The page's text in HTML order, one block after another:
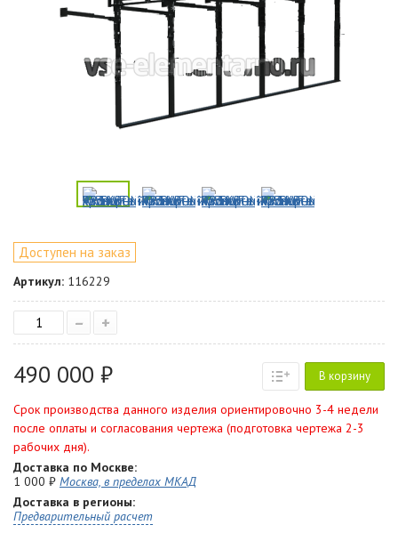
Доступен на заказ
Артикул: 116229
– +
490 000 ₽ В корзину
Срок производства данного изделия ориентировочно 3-4 недели
после оплаты и согласования чертежа (подготовка чертежа 2-3
рабочих дня).
Доставка по Москве:
1 000 ₽ Москва, в пределах МКАД
Доставка в регионы:
Предварительный расчет